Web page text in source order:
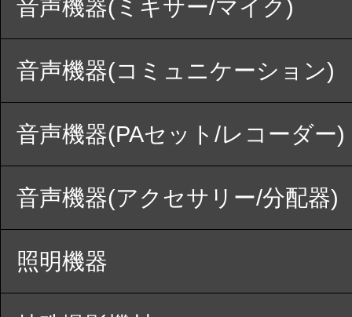
音声機器(ミキサー/マイク)
音声機器(コミュニケーション)
音声機器(PAセット/レコーダー)
音声機器(アクセサリー/分配器)
照明機器